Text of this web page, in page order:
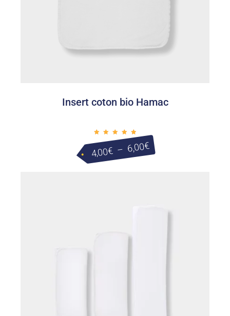
Insert coton bio Hamac
Note
sur 5
4,00€ – 6,00€Plage